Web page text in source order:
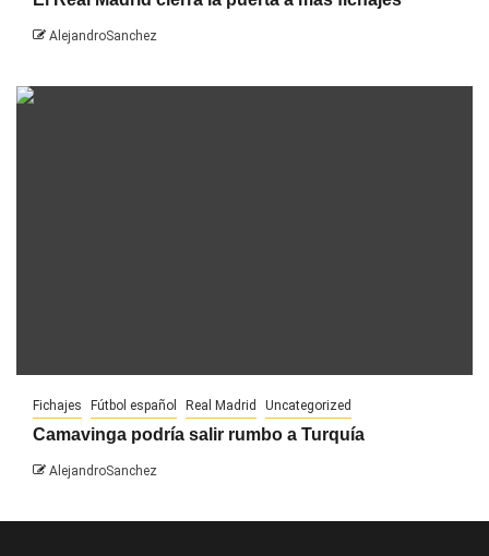
AlejandroSanchez
Fichajes Fútbol español Real Madrid Uncategorized
Camavinga podría salir rumbo a Turquía
AlejandroSanchez